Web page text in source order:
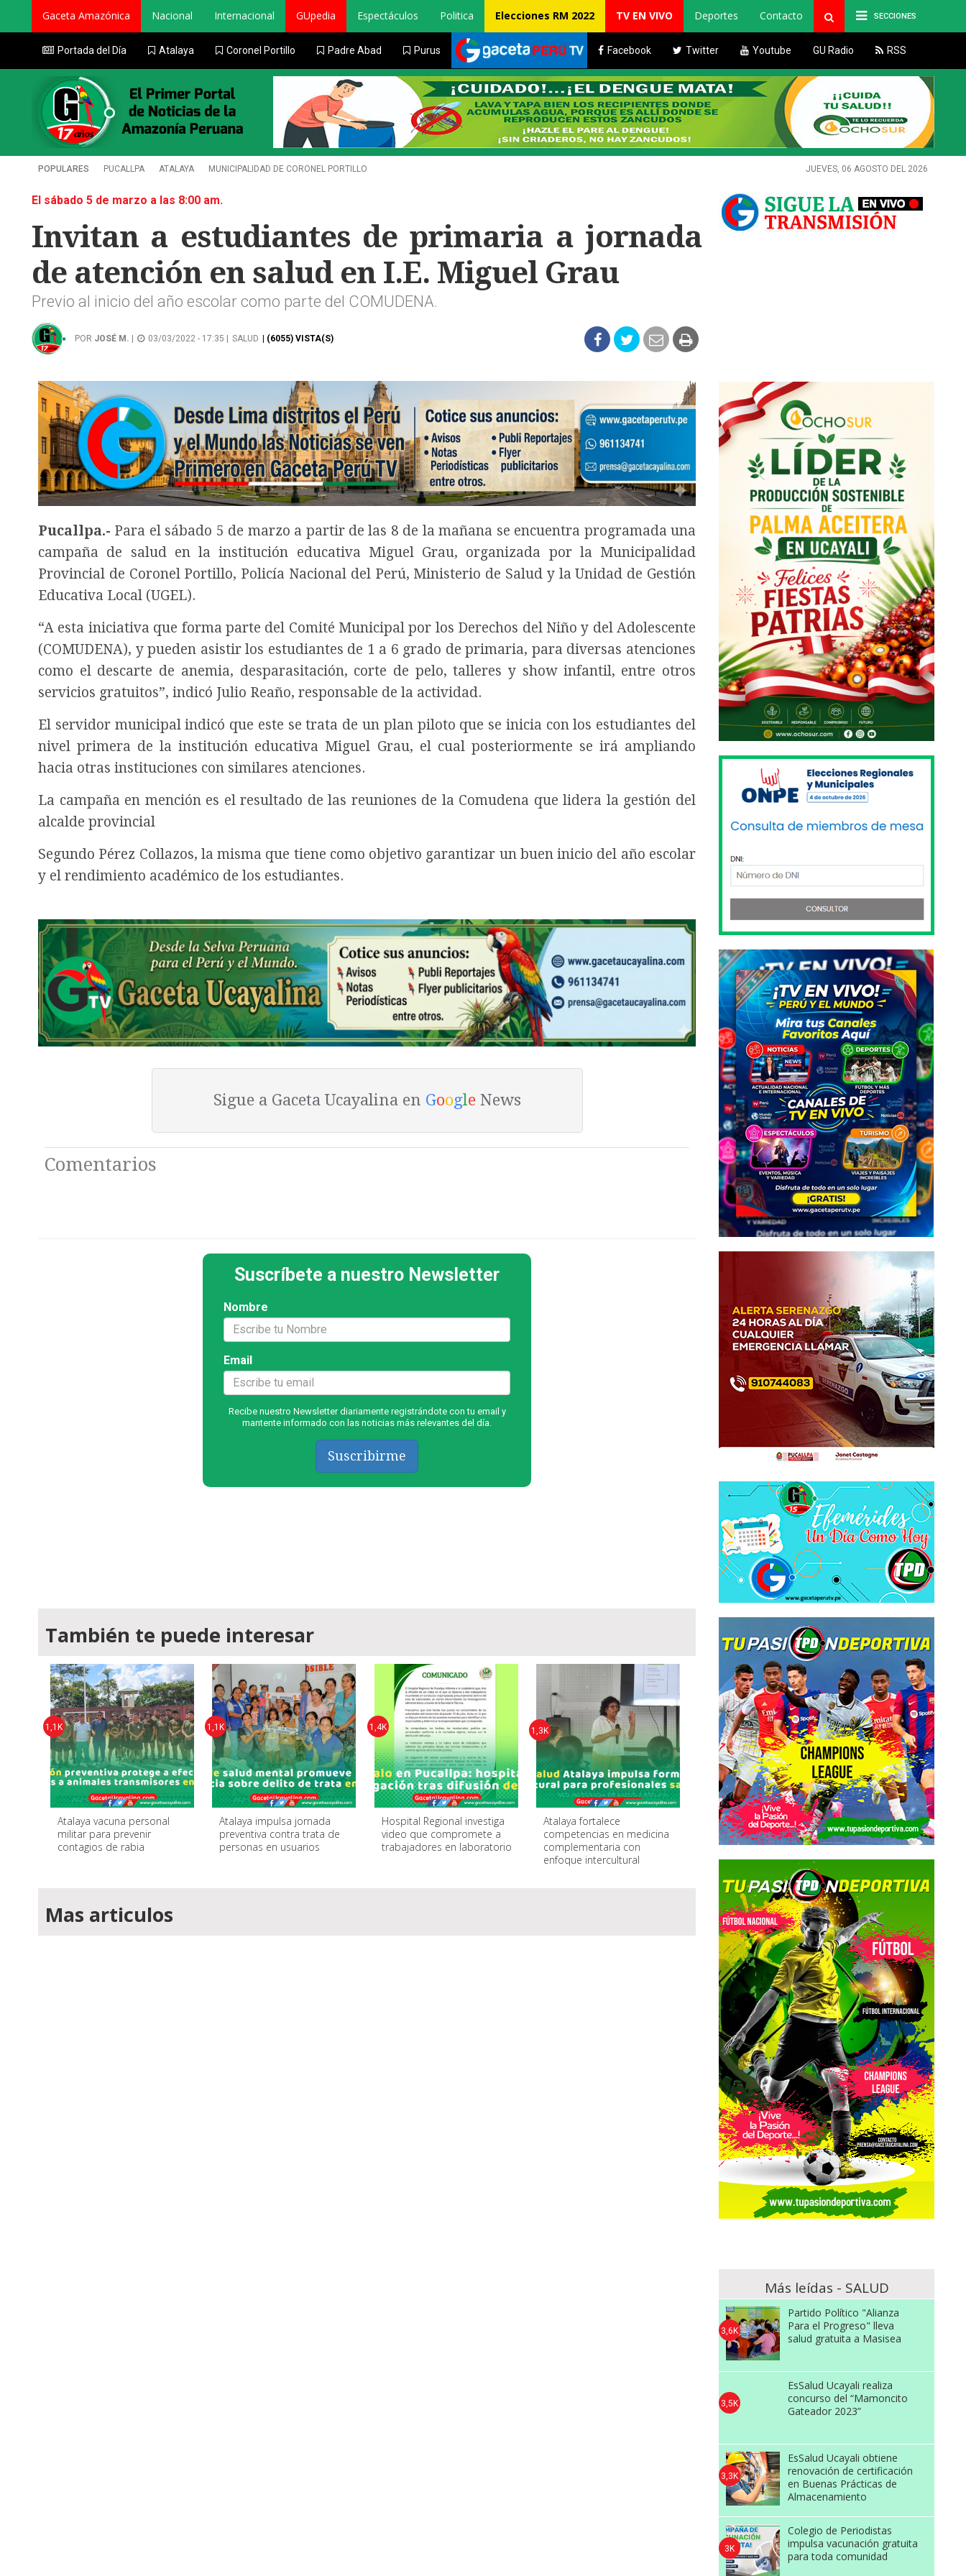
SECCIONES
Gaceta Amazónica Nacional Internacional GUpedia Espectáculos Politica Elecciones RM 2022 TV EN VIVO Deportes Contacto
Portada del Día Atalaya Coronel Portillo Padre Abad Purus Facebook Twitter Youtube GU Radio RSS
POPULARES PUCALLPA ATALAYA MUNICIPALIDAD DE CORONEL PORTILLO JUEVES, 06 AGOSTO DEL 2026
El sábado 5 de marzo a las 8:00 am.
Invitan a estudiantes de primaria a jornada
de atención en salud en I.E. Miguel Grau
Previo al inicio del año escolar como parte del COMUDENA.
POR JOSÉ M. 03/03/2022 - 17:35 | SALUD | (6055) VISTA(S)
Pucallpa.- Para el sábado 5 de marzo a partir de las 8 de la mañana se encuentra programada una
campaña de salud en la institución educativa Miguel Grau, organizada por la Municipalidad
Provincial de Coronel Portillo, Policía Nacional del Perú, Ministerio de Salud y la Unidad de Gestión
Educativa Local (UGEL).
“A esta iniciativa que forma parte del Comité Municipal por los Derechos del Niño y del Adolescente
(COMUDENA), y pueden asistir los estudiantes de 1 a 6 grado de primaria, para diversas atenciones
como el descarte de anemia, desparasitación, corte de pelo, talleres y show infantil, entre otros
servicios gratuitos”, indicó Julio Reaño, responsable de la actividad.
El servidor municipal indicó que este se trata de un plan piloto que se inicia con los estudiantes del
nivel primera de la institución educativa Miguel Grau, el cual posteriormente se irá ampliando
hacia otras instituciones con similares atenciones.
La campaña en mención es el resultado de las reuniones de la Comudena que lidera la gestión del
alcalde provincial
Segundo Pérez Collazos, la misma que tiene como objetivo garantizar un buen inicio del año escolar
y el rendimiento académico de los estudiantes.
Sigue a Gaceta Ucayalina en GoogleNews
Comentarios
Suscríbete a nuestro Newsletter
Nombre
Email
Recibe nuestro Newsletter diariamente registrándote con tu email y
mantente informado con las noticias más relevantes del día.
Suscribirme
También te puede interesar
Atalaya vacuna personal
militar para prevenir
contagios de rabia
1,1K
Atalaya impulsa jornada
preventiva contra trata de
personas en usuarios
1,1K
Hospital Regional investiga
video que compromete a
trabajadores en laboratorio
1,4K
Atalaya fortalece
competencias en medicina
complementaria con
enfoque intercultural
1,3K
Mas articulos
Más leídas - SALUD
Partido Político "Alianza
Para el Progreso" lleva
salud gratuita a Masisea
3,6K
EsSalud Ucayali realiza
concurso del “Mamoncito
Gateador 2023”
3,5K
EsSalud Ucayali obtiene
renovación de certificación
en Buenas Prácticas de
Almacenamiento
3,3K
Colegio de Periodistas
impulsa vacunación gratuita
para toda comunidad
3K